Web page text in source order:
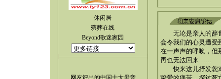
休闲居
殡葬在线
Beyond歌迷家园
网友评出的中国十大母亲
无论是亲人的辞
会令我们的心灵遭受
在一声声的呼唤，但
再也无法回来……
快来这儿抒发您